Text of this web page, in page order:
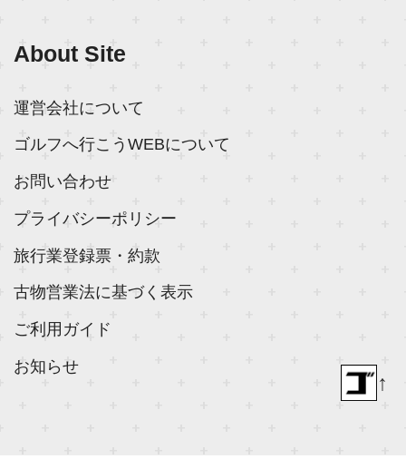
About Site
運営会社について
ゴルフへ行こうWEBについて
お問い合わせ
プライバシーポリシー
旅行業登録票・約款
古物営業法に基づく表示
ご利用ガイド
お知らせ
↑